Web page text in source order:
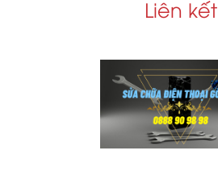
Liên kết